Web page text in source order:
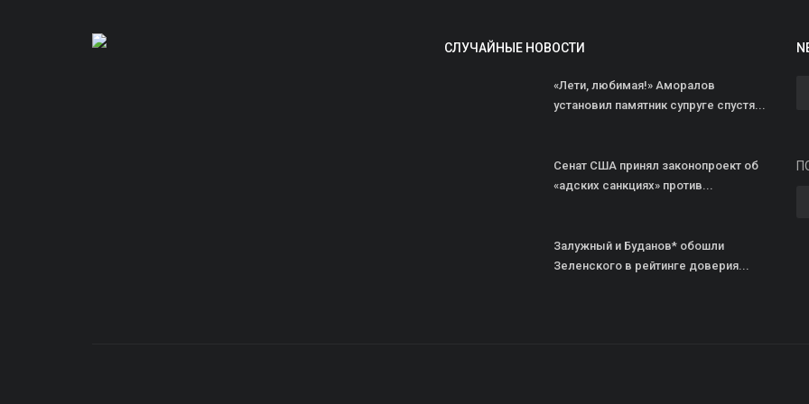
СЛУЧАЙНЫЕ НОВОСТИ
«Лети, любимая!» Аморалов
установил памятник супруге спустя...
Сенат США принял законопроект об
«адских санкциях» против...
Залужный и Буданов* обошли
Зеленского в рейтинге доверия...